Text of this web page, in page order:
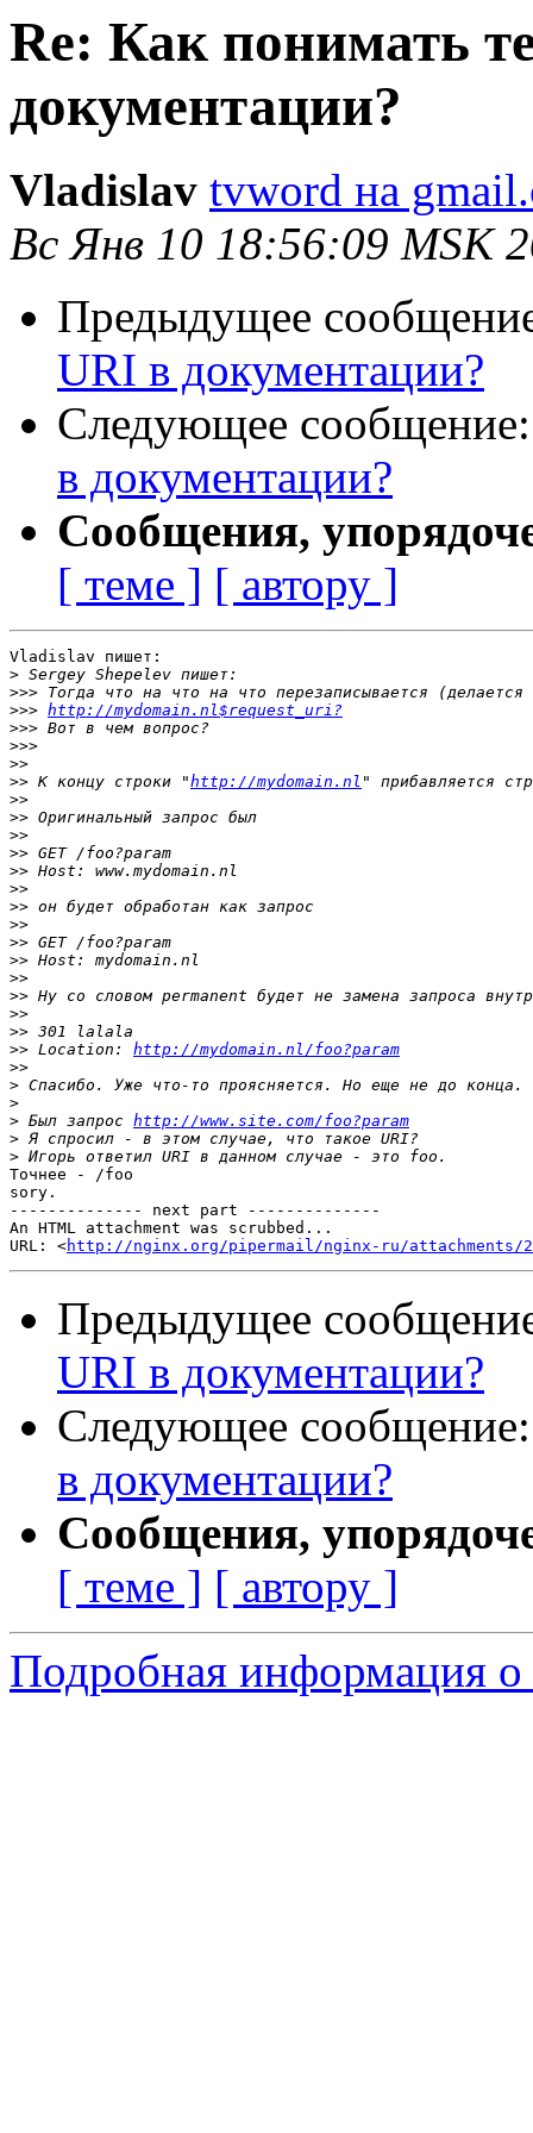
Re: Как понимать
документации?
Vladislav tvword на
Вс Янв 10 18:56:09 MSK
Предыдущее
URI в документации?
Следующее
в документации?
Сообщения,
[ теме ] [ автору ]
Vladislav пишет:
>
>>>
>>> http://mydomain.nl$request_uri?
>>>
>>>
>>
>> К концу строки "http://mydomain.nl
>>
>>
>>
>>
>>
>>
>>
>>
>>
>>
>>
>>
>>
>>
>> Location: http://mydomain.nl/foo?param
>>
>
>
> Был запрос http://www.site.com/foo?param
>
>
Точнее - /foo
sory.
-------------- next part --------------
An HTML attachment was scrubbed...
URL: <http://nginx.org/pipermail/nginx-ru/attachments/
Предыдущее
URI в документации?
Следующее
в документации?
Сообщения,
[ теме ] [ автору ]
Подробная информация